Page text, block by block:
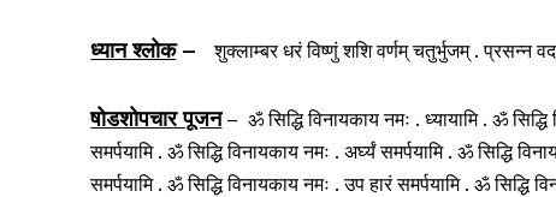
ध्यान श्लोक–शुक्लाम्बर धरं विष्णुं शशि वर्णम् चतुर्भुजम् . प्रसन्न
षोडशोपचार पूजन– ॐ सिद्धि विनायकाय नमः . ध्यायामि . ॐ
समर्पयामि . ॐ सिद्धि विनायकाय नमः . अर्घ्यं समर्पयामि . ॐ सिद्धि
समर्पयामि . ॐ सिद्धि विनायकाय नमः . उप हारं समर्पयामि . ॐ सिद्धि